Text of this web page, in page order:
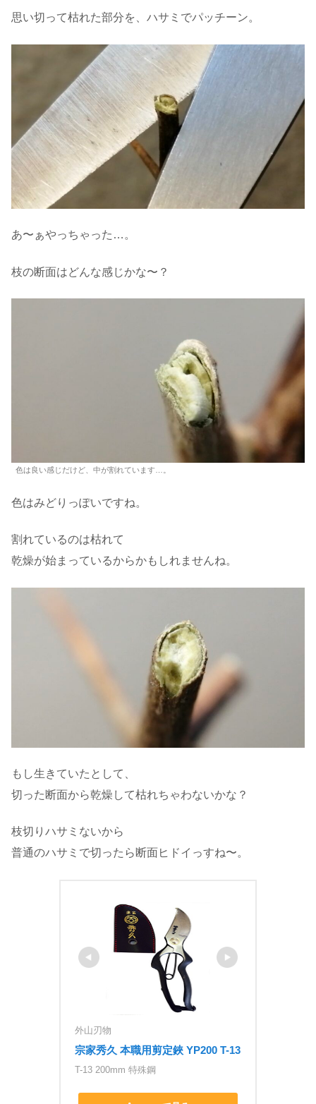
思い切って枯れた部分を、ハサミでパッチーン。
あ〜ぁやっちゃった…。
枝の断面はどんな感じかな〜？
色は良い感じだけど、中が割れています…。
色はみどりっぽいですね。
割れているのは枯れて
乾燥が始まっているからかもしれませんね。
もし生きていたとして、
切った断面から乾燥して枯れちゃわないかな？
枝切りハサミないから
普通のハサミで切ったら断面ヒドイっすね〜。
外山刃物
宗家秀久 本職用剪定鋏 YP200 T-13
T-13 200mm 特殊鋼